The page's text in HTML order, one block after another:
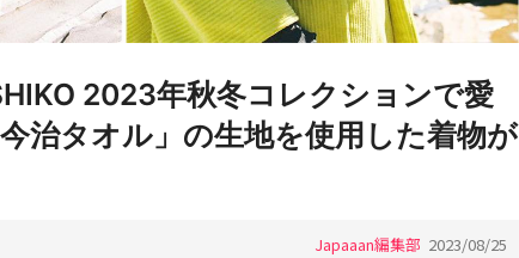
2023年秋冬コレクションで愛
治タオル」の生地を使用した着物が
Japaaan編集部 2023/08/25